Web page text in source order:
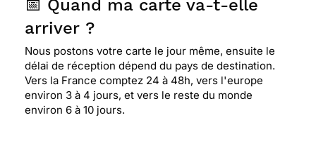
📅 Quand ma carte va-t-elle
arriver ?
Nous postons votre carte le jour même, ensuite le
délai de réception dépend du pays de destination.
Vers la France comptez 24 à 48h, vers l'europe
environ 3 à 4 jours, et vers le reste du monde
environ 6 à 10 jours.